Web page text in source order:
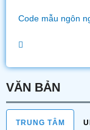
Code mẫu ngôn
VĂN BẢN
TRUNG TÂM